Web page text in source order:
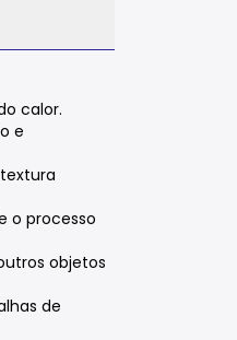
calor.
e
o processo
objetos
de